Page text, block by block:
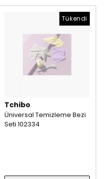
Tükendi
Tchibo
Üniversal Temizleme Bezi
Seti 102334